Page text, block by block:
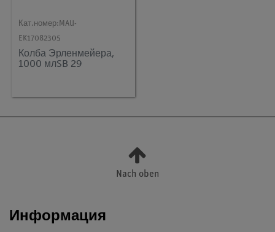
Кат.номер: MAU-
EK17082305
Колба Эрленмейера,
1000 млSB 29
Nach oben
Информация